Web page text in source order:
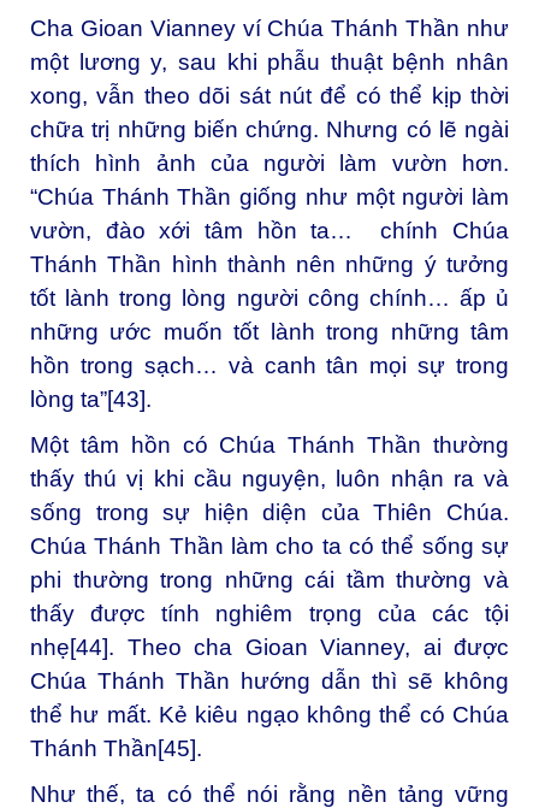
Cha Gioan Vianney ví Chúa Thánh Thần như
một lương y, sau khi phẫu thuật bệnh nhân
xong, vẫn theo dõi sát nút để có thể kịp thời
chữa trị những biến chứng. Nhưng có lẽ ngài
thích hình ảnh của người làm vườn hơn.
“Chúa Thánh Thần giống như một người làm
vườn, đào xới tâm hồn ta… chính Chúa
Thánh Thần hình thành nên những ý tưởng
tốt lành trong lòng người công chính… ấp ủ
những ước muốn tốt lành trong những tâm
hồn trong sạch… và canh tân mọi sự trong
lòng ta”[43].
Một tâm hồn có Chúa Thánh Thần thường
thấy thú vị khi cầu nguyện, luôn nhận ra và
sống trong sự hiện diện của Thiên Chúa.
Chúa Thánh Thần làm cho ta có thể sống sự
phi thường trong những cái tầm thường và
thấy được tính nghiêm trọng của các tội
nhẹ[44]. Theo cha Gioan Vianney, ai được
Chúa Thánh Thần hướng dẫn thì sẽ không
thể hư mất. Kẻ kiêu ngạo không thể có Chúa
Thánh Thần[45].
Như thế, ta có thể nói rằng nền tảng vững